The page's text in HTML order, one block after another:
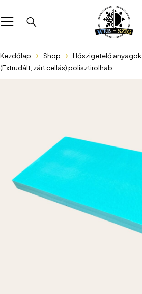
Kezdőlap Shop Hőszigetelő anyagok
(Extrudált, zárt cellás) polisztirolhab